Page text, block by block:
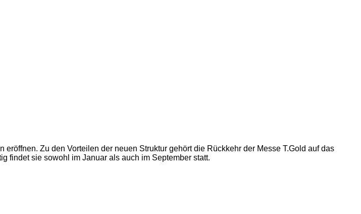
Zu den Vorteilen der neuen Struktur gehört die Rückkehr der Messe T.Gold auf das
findet sie sowohl im Januar als auch im September statt.